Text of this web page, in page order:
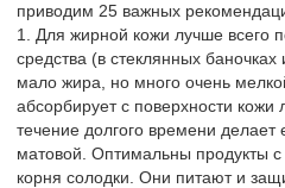
приводим 25 важных
1. Для жирной кожи лучше всего
средства (в стеклянных
мало жира, но много очень
абсорбирует с поверхности
течение долгого времени делает
матовой. Оптимальны продукты
корня солодки. Они питают и